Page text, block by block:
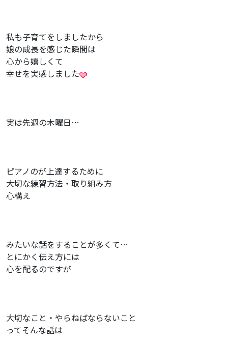
私も子育てをしましたから
娘の成長を感じた瞬間は
心から嬉しくて
幸せを実感しました
実は先週の木曜日…
ピアノのが上達するために
大切な練習方法・取り組み方
心構え
みたいな話をすることが多くて…
とにかく伝え方には
心を配るのですが
大切なこと・やらねばならないこと
ってそんな話は